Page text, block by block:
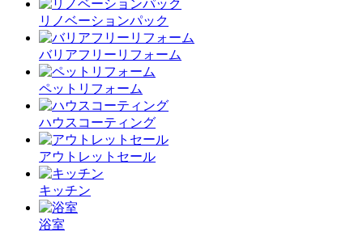
リノベーションパック
バリアフリーリフォーム
ペットリフォーム
ハウスコーティング
アウトレットセール
キッチン
浴室